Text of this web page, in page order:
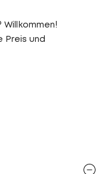
Willkommen!
Preis und